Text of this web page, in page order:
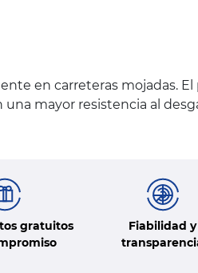
en carreteras mojadas.
mayor resistencia al
gratuitos
Fiabilidad y